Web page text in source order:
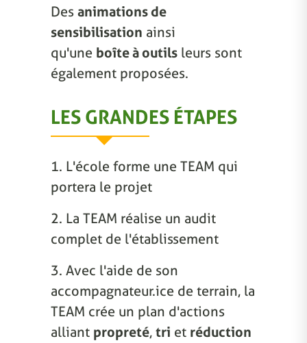
Des animations de
sensibilisation ainsi
qu'une boîte à outils leurs sont
également proposées.
LES GRANDES ÉTAPES
1. L'école forme une TEAM qui
portera le projet
2. La TEAM réalise un audit
complet de l'établissement
3. Avec l'aide de son
accompagnateur.ice de terrain, la
TEAM crée un plan d'actions
alliant propreté, tri et réduction